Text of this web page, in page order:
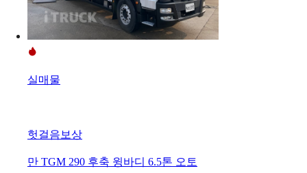
실매물
헛걸음보상
만 TGM 290 후축 윙바디 6.5톤 오토